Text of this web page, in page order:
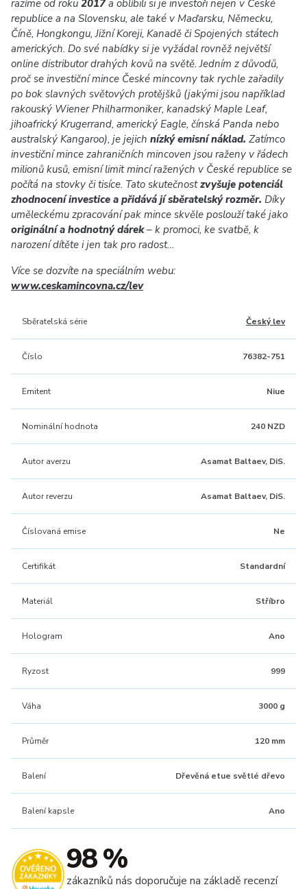
razíme od roku 2017a oblíbili si je investoři nejen v České
republice a na Slovensku, ale také v Maďarsku, Německu,
Číně, Hongkongu, Jižní Koreji, Kanadě či Spojených státech
amerických. Do své nabídky si je vyžádal rovněž největší
online distributor drahých kovů na světě. Jedním z důvodů,
proč se investiční mince České mincovny tak rychle zařadily
po bok slavných světových protějšků (jakými jsou například
rakouský Wiener Philharmoniker, kanadský Maple Leaf,
jihoafrický Krugerrand, americký Eagle, čínská Panda nebo
australský Kangaroo), je jejich nízký emisní náklad. Zatímco
investiční mince zahraničních mincoven jsou raženy v řádech
milionů kusů, emisní limit mincí ražených v České republice se
počítá na stovky či tisíce. Tato skutečnostzvyšuje potenciál
zhodnocení investice a přidává jí sběratelský rozměr. Díky
uměleckému zpracování pak mince skvěle poslouží také jako
originální a hodnotný dárek– k promoci, ke svatbě, k
narození dítěte i jen tak pro radost…
Více se dozvíte na speciálním webu:
www.ceskamincovna.cz/lev
Sběratelská série Český lev
Číslo 76382-751
Emitent Niue
Nominální hodnota 240 NZD
Autor averzu Asamat Baltaev, DiS.
Autor reverzu Asamat Baltaev, DiS.
Číslovaná emise Ne
Certifikát Standardní
Materiál Stříbro
Hologram Ano
Ryzost 999
Váha 3000 g
Průměr 120 mm
Balení Dřevěná etue světlé dřevo
Balení kapsle Ano
98 %
zákazníků nás doporučuje na základě recenzí